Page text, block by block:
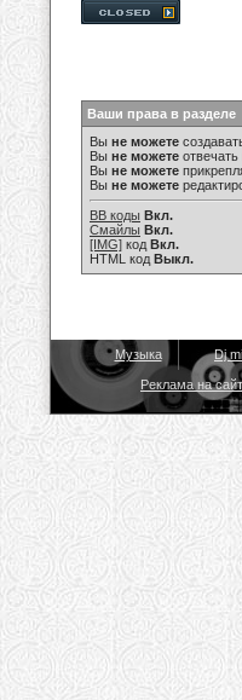
Ваши права в разделе
Вы не можете
Вы не можете
Вы не можете
Вы не можете
BB коды Вкл.
Смайлы Вкл.
[IMG] код Вкл.
HTML код Выкл.
Музыка Dj
Реклама на